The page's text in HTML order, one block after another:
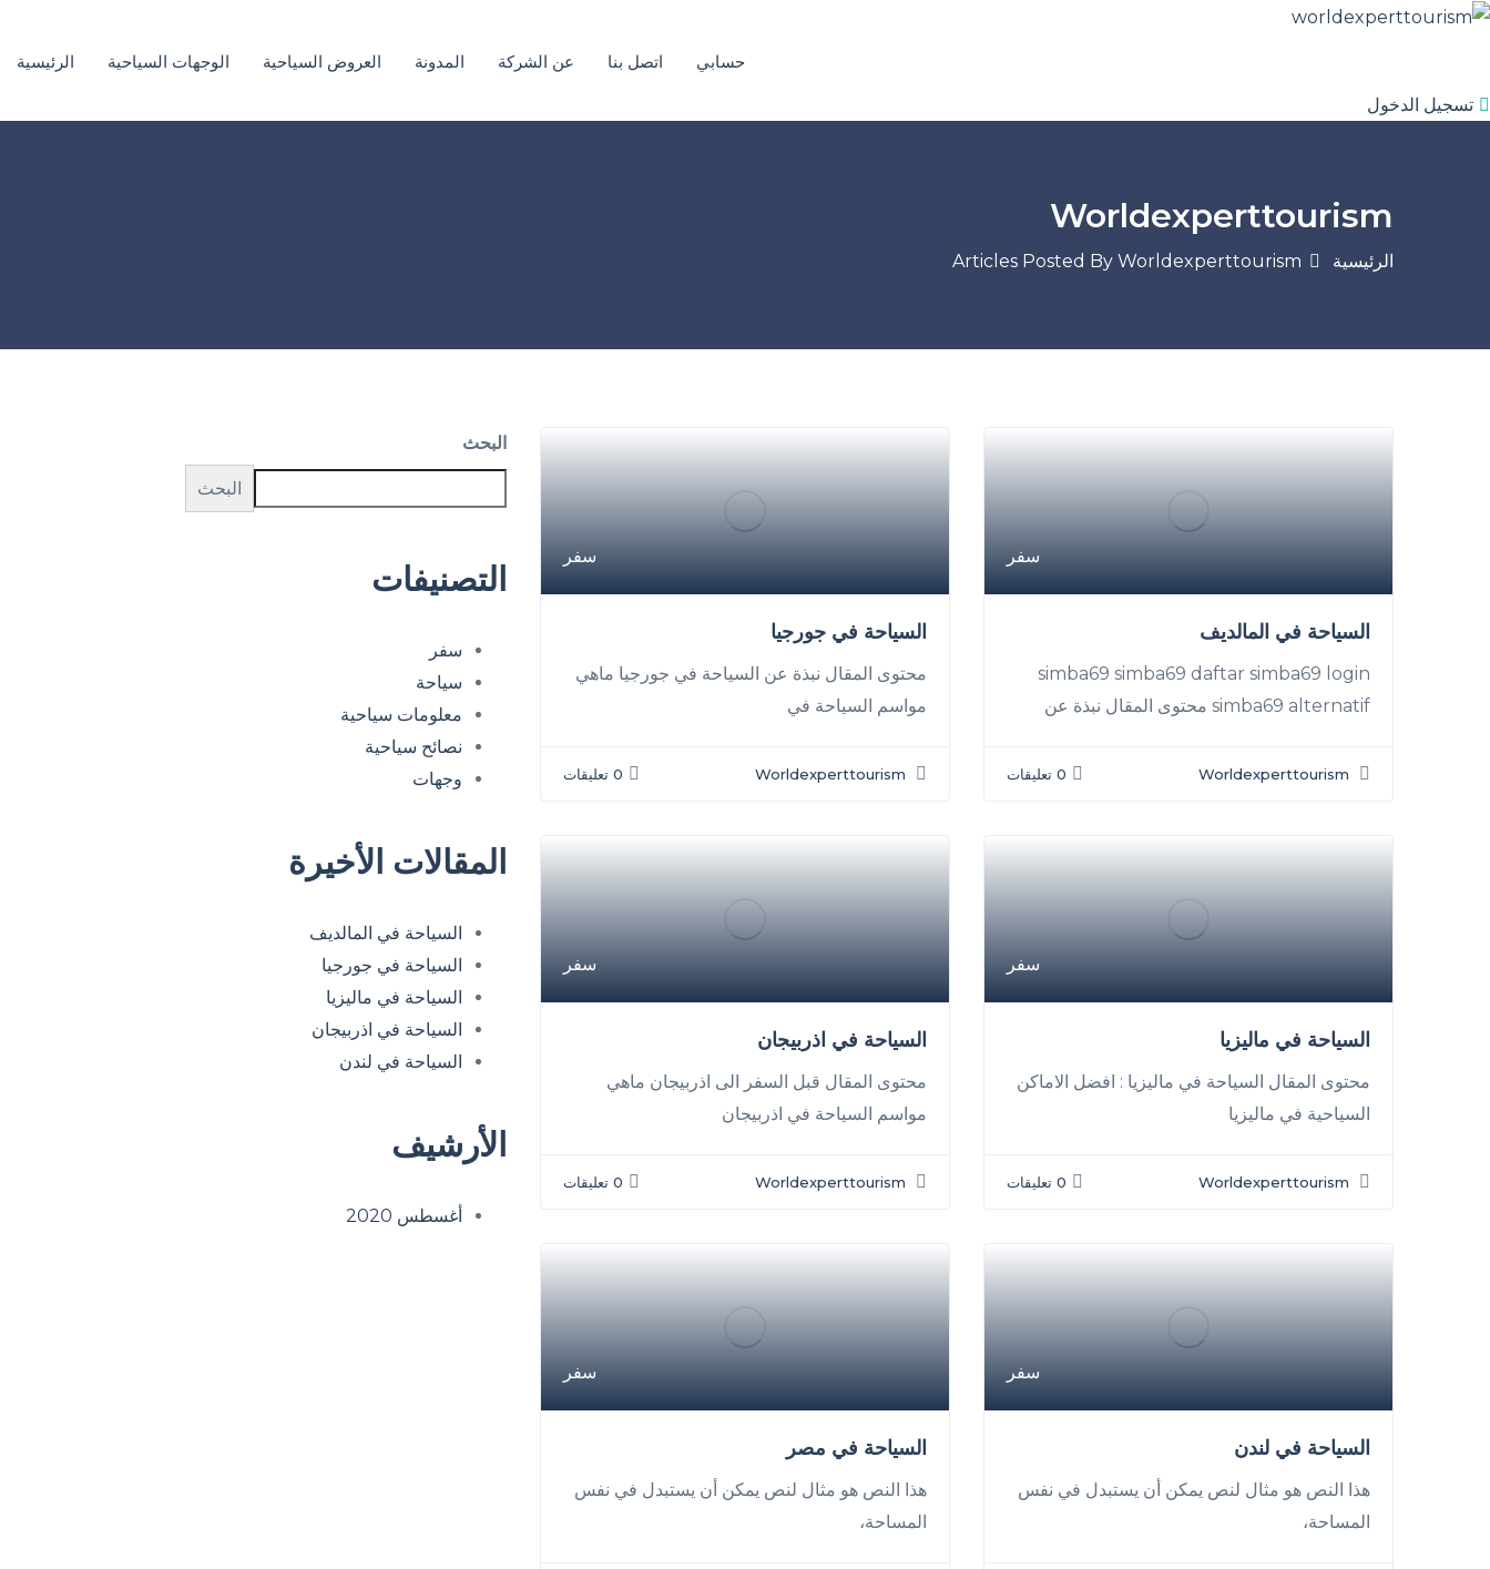
الرئيسية الوجهات السياحية العروض السياحية المدونة عن الشركة اتصل بنا حسابي
تسجيل الدخول
Worldexperttourism
الرئيسية Articles Posted By Worldexperttourism
سفر
السياحة في المالديف
simba69 simba69 daftar simba69 login
simba69 alternatif محتوى المقال نبذة عن
Worldexperttourism 0 تعليقات
سفر
السياحة في جورجيا
محتوى المقال نبذة عن السياحة في جورجيا ماهي
مواسم السياحة في
Worldexperttourism 0 تعليقات
سفر
السياحة في ماليزيا
محتوى المقال السياحة في ماليزيا : افضل الاماكن
السياحية في ماليزيا
Worldexperttourism 0 تعليقات
سفر
السياحة في اذربيجان
محتوى المقال قبل السفر الى اذربيجان ماهي
مواسم السياحة في اذربيجان
Worldexperttourism 0 تعليقات
سفر
السياحة في لندن
هذا النص هو مثال لنص يمكن أن يستبدل في نفس
المساحة،
سفر
السياحة في مصر
هذا النص هو مثال لنص يمكن أن يستبدل في نفس
المساحة،
البحث
البحث
التصنيفات
سفر
سياحة
معلومات سياحية
نصائح سياحية
وجهات
المقالات الأخيرة
السياحة في المالديف
السياحة في جورجيا
السياحة في ماليزيا
السياحة في اذربيجان
السياحة في لندن
الأرشيف
أغسطس 2020